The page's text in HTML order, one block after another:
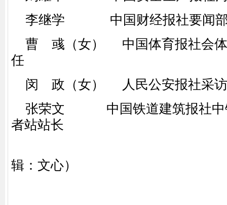
李继学 中国财经报社要闻部
曹 彧（女） 中国体育报社会体
任
闵 政（女） 人民公安报社采访
张荣文 中国铁道建筑报社中
者站站长
辑：文心）